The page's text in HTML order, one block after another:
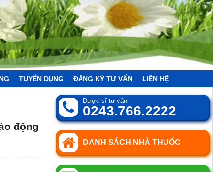
TUYỂN DỤNG ĐĂNG KÝ TƯ VẤN LIÊN HỆ
động
Dược sĩ tư vấn
0243.766.2222
DANH SÁCH NHÀ THUỐC